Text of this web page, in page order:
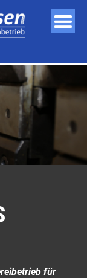
für